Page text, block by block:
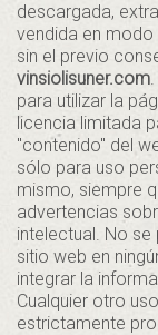
descargada,
vendida en
sin el previo
vinsiolisuner.com
para utilizar la
licencia limitada
"contenido" del
sólo para uso
mismo, siempre
advertencias
intelectual. No
sitio web en
integrar la
Cualquier otro
estrictamente